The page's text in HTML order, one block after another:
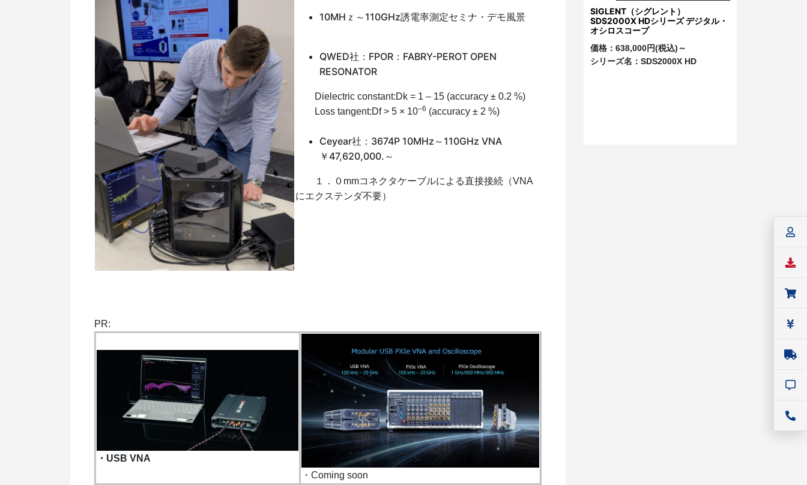
10MHｚ～110GHz誘電率測定セミナ・デモ風景
QWED社：FPOR：FABRY-PEROT OPEN
RESONATOR
Dielectric constant:Dk = 1 – 15 (accuracy ± 0.2 %)
Loss tangent:Df > 5 × 10–6 (accuracy ± 2 %)
Ceyear社：3674P 10MHz～110GHz VNA
￥47,620,000.～
１．０mmコネクタケーブルによる直接接続（VNA
にエクステンダ不要）
PR:
・USB VNA
・Coming soon
SIGLENT（シグレント）
SDS2000X HDシリーズ デジタル・
オシロスコープ
価格： 638,000円(税込)～
シリーズ名： SDS2000X HD